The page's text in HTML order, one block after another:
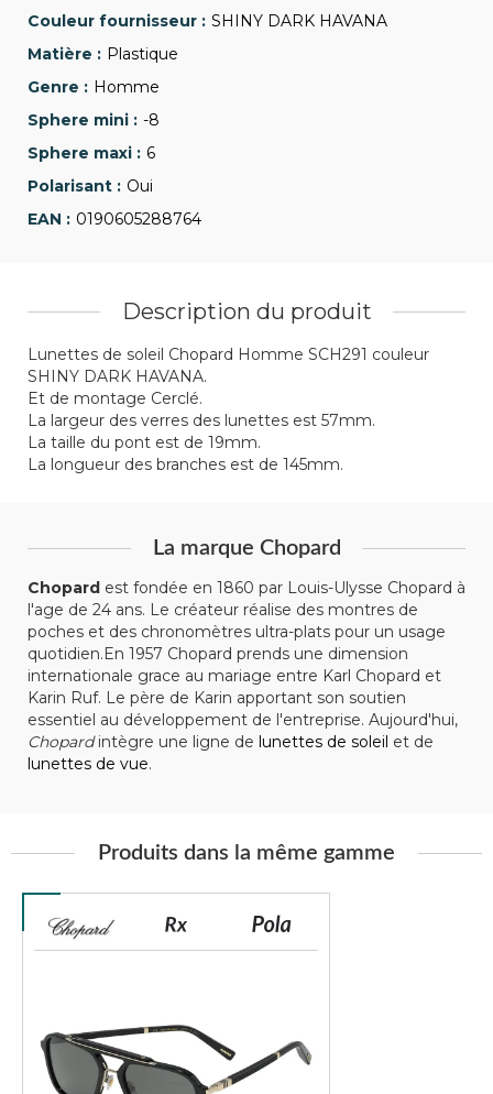
SHINY DARK HAVANA
Plastique
Homme
-8
6
Oui
0190605288764
Description du produit
Lunettes de soleil Chopard Homme SCH291 couleur
SHINY DARK HAVANA.
Et de montage Cerclé.
La largeur des verres des lunettes est 57mm.
La taille du pont est de 19mm.
La longueur des branches est de 145mm.
La marque Chopard
Chopard est fondée en 1860 par Louis-Ulysse Chopard à
l'age de 24 ans. Le créateur réalise des montres de
poches et des chronomètres ultra-plats pour un usage
quotidien.En 1957 Chopard prends une dimension
internationale grace au mariage entre Karl Chopard et
Karin Ruf. Le père de Karin apportant son soutien
essentiel au développement de l'entreprise. Aujourd'hui,
Chopardintègre une ligne de lunettes de soleil et de
lunettes de vue.
Produits dans la même gamme